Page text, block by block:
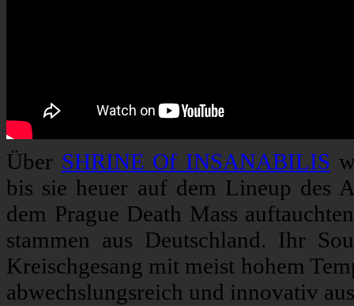
Über SHRINE Of INSANABILIS
bis sie heuer auf dem Lineup des
dem Prague Death Mass
stammen aus Deutschland. Ihr
Kreischgesang mit meist hohem
abwechslungsreich und innovativ